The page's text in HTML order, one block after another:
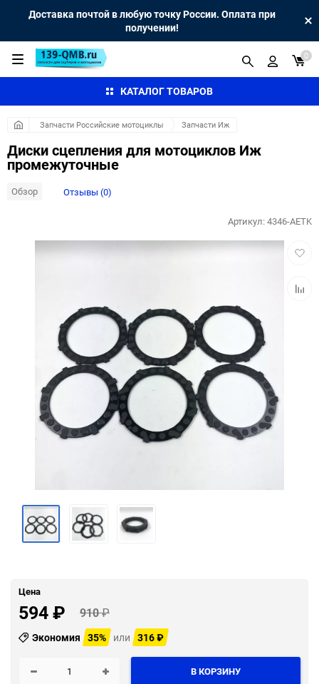
Доставка почтой в любую точку России. Оплата при
получении!
КАТАЛОГ ТОВАРОВ
0
Запчасти Российские мотоциклы Запчасти Иж
Диски сцепления для мотоциклов Иж
промежуточные
Обзор Отзывы (0)
Артикул:4346-AETK
Цена
594₽ 910₽
Экономия 35% или 316₽
В КОРЗИНУ